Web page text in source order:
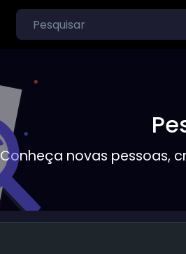
Conheça novas pessoas,